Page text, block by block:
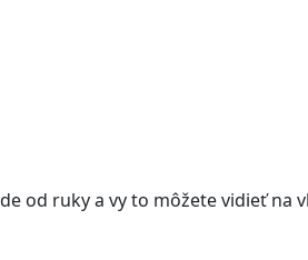
od ruky a vy to môžete vidieť na